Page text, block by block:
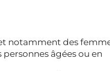
notamment des
âgées ou en